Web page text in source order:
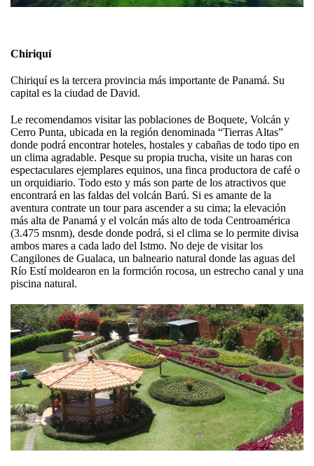
Chiriquí
Chiriquí es la tercera provincia más importante de Panamá. Su
capital es la ciudad de David.
Le recomendamos visitar las poblaciones de Boquete, Volcán y
Cerro Punta, ubicada en la región denominada “Tierras Altas”
donde podrá encontrar hoteles, hostales y cabañas de todo tipo en
un clima agradable. Pesque su propia trucha, visite un haras con
espectaculares ejemplares equinos, una finca productora de café o
un orquidiario. Todo esto y más son parte de los atractivos que
encontrará en las faldas del volcán Barú. Si es amante de la
aventura contrate un tour para ascender a su cima; la elevación
más alta de Panamá y el volcán más alto de toda Centroamérica
(3.475 msnm), desde donde podrá, si el clima se lo permite divisa
ambos mares a cada lado del Istmo. No deje de visitar los
Cangilones de Gualaca, un balneario natural donde las aguas del
Río Estí moldearon en la formción rocosa, un estrecho canal y una
piscina natural.